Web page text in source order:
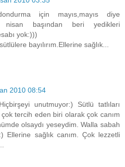
için mayıs,mayıs diye
nisan başından beri yedikleri
yok:)))
bayılırım.Ellerine sağlık...
2010 08:54
unutmuyor:) Sütlü tatlıları
tercih eden biri olarak çok canım
olsaydı yeseydim. Walla sabah
Ellerine sağlık canım. Çok lezzetli